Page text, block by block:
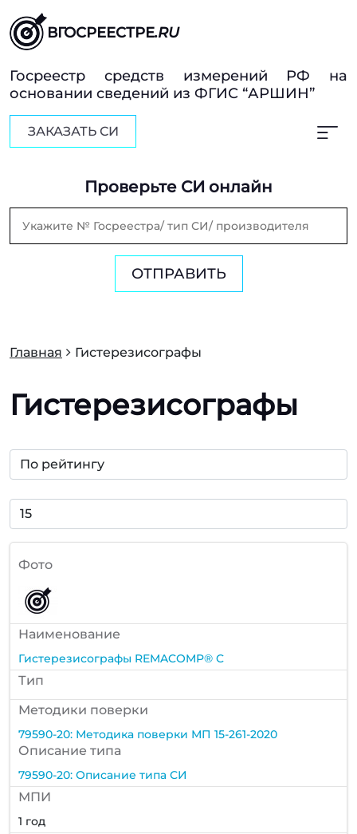
ВГОСРЕЕСТРЕ.RU
Госреестр средств измерений РФ на
основании сведений из ФГИС “АРШИН”
ЗАКАЗАТЬ СИ
Проверьте СИ онлайн
ОТПРАВИТЬ
Главная Гистерезисографы
Гистерезисографы
Фото
Наименование
Гистерезисографы REMACOMP® C
Тип
Методики поверки
79590-20: Методика поверки МП 15-261-2020
Описание типа
79590-20: Описание типа СИ
МПИ
1 год